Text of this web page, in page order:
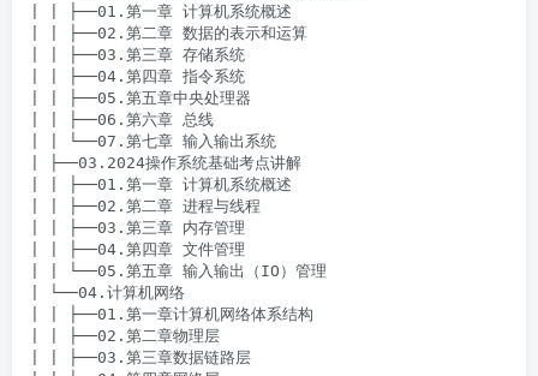
| | ├──01.第一章 计算机系统概述
| | ├──02.第二章 数据的表示和运算
| | ├──03.第三章 存储系统
| | ├──04.第四章 指令系统
| | ├──05.第五章中央处理器
| | ├──06.第六章 总线
| | └──07.第七章 输入输出系统
| ├──03.2024操作系统基础考点讲解
| | ├──01.第一章 计算机系统概述
| | ├──02.第二章 进程与线程
| | ├──03.第三章 内存管理
| | ├──04.第四章 文件管理
| | └──05.第五章 输入输出（IO）管理
| └──04.计算机网络
| | ├──01.第一章计算机网络体系结构
| | ├──02.第二章物理层
| | ├──03.第三章数据链路层